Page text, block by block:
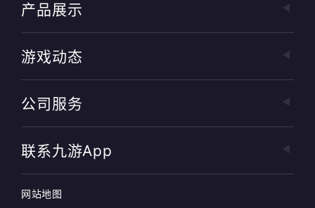
产品展示
游戏动态
公司服务
联系九游app
网站地图